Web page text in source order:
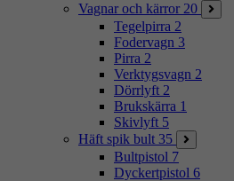
Vagnar och kärror 20
Tegelpirra 2
Fodervagn 3
Pirra 2
Verktygsvagn 2
Dörrlyft 2
Brukskärra 1
Skivlyft 5
Häft spik bult 35
Bultpistol 7
Dyckertpistol 6